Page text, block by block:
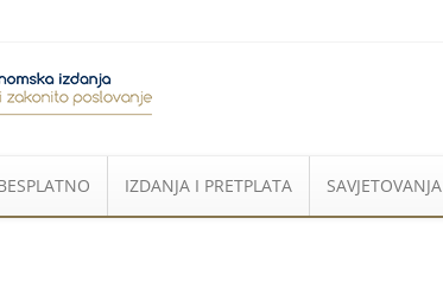
IZDANJA I PRETPLATA SAVJETOVANJA